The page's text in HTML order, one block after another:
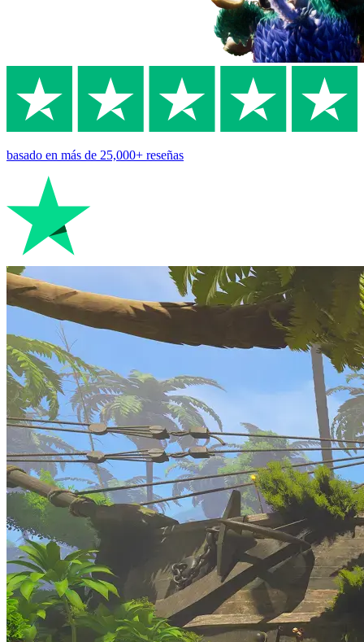
basado en más de 25,000+ reseñas